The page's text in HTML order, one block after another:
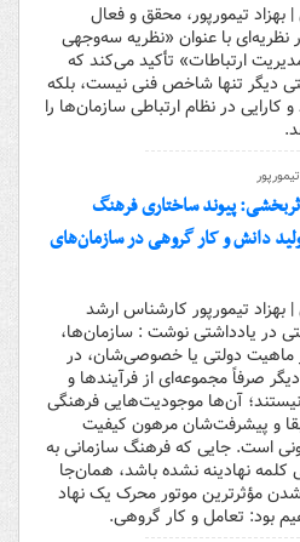
| بهزاد تیمورپور، محقق و فعال
نظریه‌ای با عنوان «نظریه سه‌وجهی
ارتباطات» تأکید می‌کند که
دیگر تنها شاخص فنی نیست، بلکه
و کارایی در نظام ارتباطی سازمان‌ها را
اثربخشی: پیوند ساختاری فرهنگ
دانش و کار گروهی در سازمان‌های
| بهزاد تیمورپور کارشناس ارشد
در یادداشتی نوشت : سازمان‌ها،
ماهیت دولتی یا خصوصی‌شان، در
صرفاً مجموعه‌ای از فرآیندها و
آن‌ها موجودیت‌هایی فرهنگی
و پیشرفت‌شان مرهون کیفیت
است. جایی که فرهنگ سازمانی به
کلمه نهادینه نشده باشد، همان‌جا
مؤثرترین موتور محرک یک نهاد
بود: تعامل و کار گروهی.